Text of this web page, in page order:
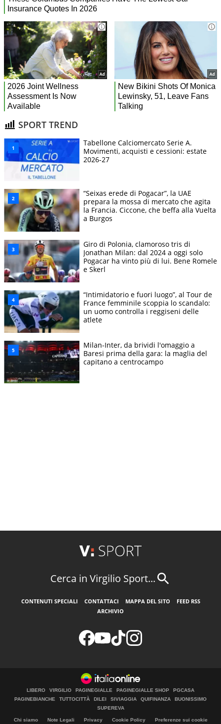
SPORT TREND
Tabellone Calciomercato Serie A.
Movimenti, acquisti e cessioni: estate
2026-27
“Seixas erede di Pogacar”, la UAE
prepara la mossa di mercato che agita
la Francia. Ciccone, che beffa alla Vuelta
a Burgos
Giro di Polonia, clamoroso tris di
Jonathan Milan: dal 2024 a oggi solo
Pogacar ha vinto più di lui. Bene Romele
e Skerl
“Intimidatorio e fuori luogo”, al Tour de
France femminile scoppia lo scandalo:
un uomo controlla i reggiseni delle
atlete
Milan-Inter, da brividi l'omaggio a
Baresi prima della gara: la maglia del
capitano a centrocampo
Cerca in Virgilio Sport...
CONTENUTI SPECIALI CONTATTACI MAPPA DEL SITO
FEED RSS
ARCHIVIO
LIBERO VIRGILIO PAGINEGIALLE PAGINEGIALLE SHOP
PGCASA
PAGINEBIANCHE
TUTTOCITTÀ DILEI SIVIAGGIA QUIFINANZA
BUONISSIMO
SUPEREVA
Chi siamo Note Legali Privacy Cookie Policy
Preferenze sui cookie